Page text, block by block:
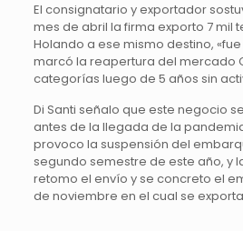
El consignatario y exportador
mes de abril la firma exporto 7 mil
Holando a ese mismo destino,
marcó la reapertura del mercado
categorías luego de 5 años sin
Di Santi señalo que este negocio
antes de la llegada de la
provoco la suspensión del
segundo semestre de este año, y
retomo el envío y se concreto el
de noviembre en el cual se